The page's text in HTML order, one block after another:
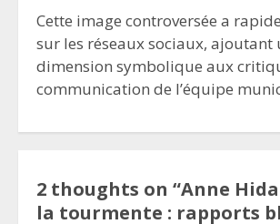
Cette image controversée a
sur les réseaux sociaux, ajoutant
dimension symbolique aux
communication de l’équipe
2 thoughts on “Anne
la tourmente : rapports